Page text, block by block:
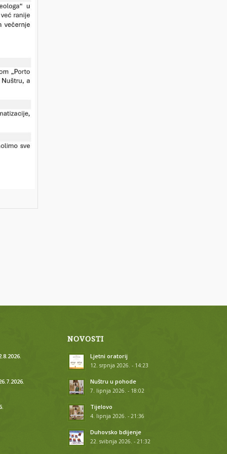
NOVOSTI
Ljetni oratorij
12. srpnja 2026. - 14:23
Nuštru u pohode
7. lipnja 2026. - 18:02
Tijelovo
4. lipnja 2026. - 21:36
Duhovsko bdijenje
22. svibnja 2026. - 21:32